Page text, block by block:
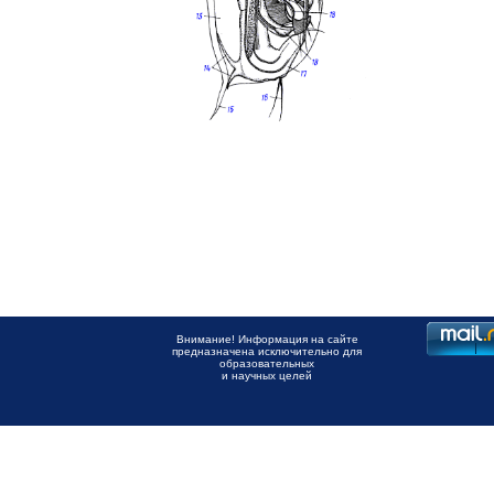
Внимание! Информация на сайте
предназначена исключительно для
образовательных
и научных целей